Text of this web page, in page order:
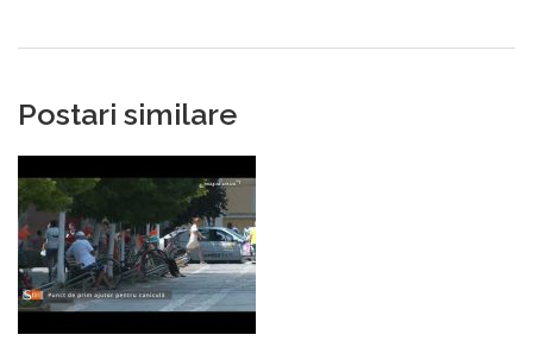
Postari similare